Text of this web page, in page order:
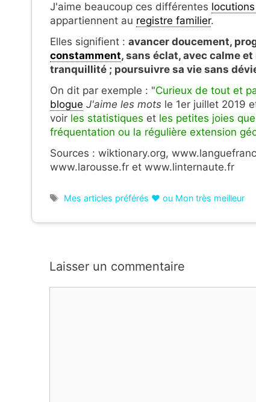
J'aime beaucoup ces différentes
appartiennent au registre familier.
Elles signifient : avancer doucement,
constamment, sans éclat, avec calme
tranquillité ; poursuivre sa vie sans
On dit par exemple : "Curieux de tout et
blogue J'aime les mots le 1er juillet 2019
voir les statistiques et les petites joies
fréquentation ou la régulière extension
Sources : wiktionary.org,
www.larousse.fr et www.linternaute.fr
Étiquettes
Mes articles préférés ❤ ou Mon très meilleur
Laisser un commentaire